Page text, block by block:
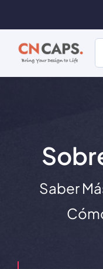
contenido
Catalogar
Saber